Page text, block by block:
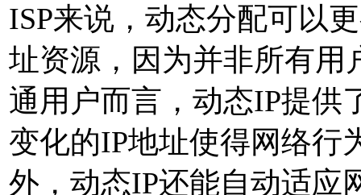
ISP来说，动态分配可以
址资源，因为并非所有用
通用户而言，动态IP提供
变化的IP地址使得网络行
外，动态IP还能自动适应